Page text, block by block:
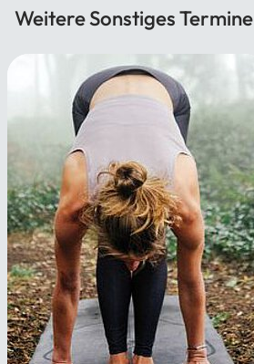
Weitere Sonstiges Termine